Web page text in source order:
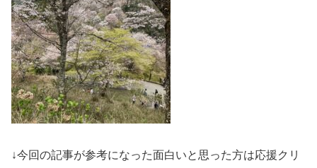
↓今回の記事が参考になった面白いと思った方は応援クリ